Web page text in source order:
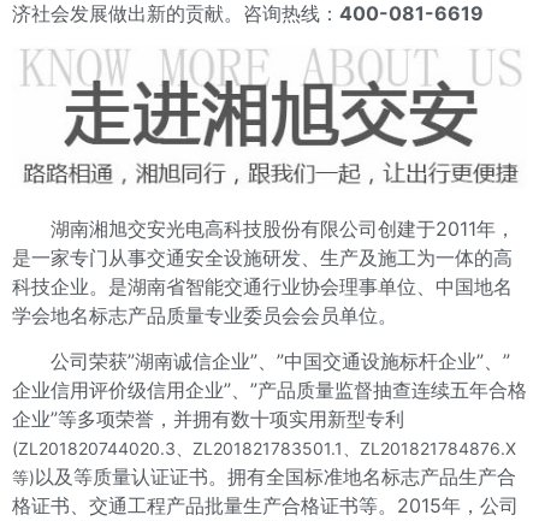
济社会发展做出新的贡献。咨询热线： 400-081-6619
湖南湘旭交安光电高科技股份有限公司创建于2011年，
是一家专门从事交通安全设施研发、生产及施工为一体的高
科技企业。是湖南省智能交通行业协会理事单位、中国地名
学会地名标志产品质量专业委员会会员单位。
公司荣获”湖南诚信企业”、”中国交通设施标杆企业”、”
企业信用评价级信用企业”、”产品质量监督抽查连续五年合格
企业”等多项荣誉，并拥有数十项实用新型专利
(ZL201820744020.3、ZL201821783501.1、ZL201821784876.X
等)以及等质量认证证书。拥有全国标准地名标志产品生产合
格证书、交通工程产品批量生产合格证书等。2015年，公司